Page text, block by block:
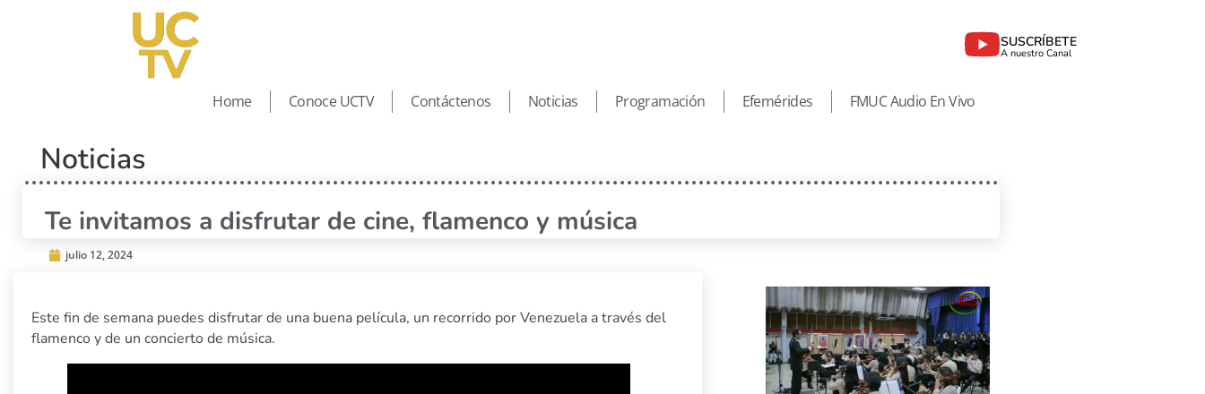
SUSCRÍBETE
A nuestro Canal
Home Conoce UCTV Contáctenos Noticias Programación Efemérides FMUC Audio En Vivo
Noticias
Te invitamos a disfrutar de cine, flamenco y música
julio 12, 2024
Este fin de semana puedes disfrutar de una buena película, un recorrido por Venezuela a través del
flamenco y de un concierto de música.